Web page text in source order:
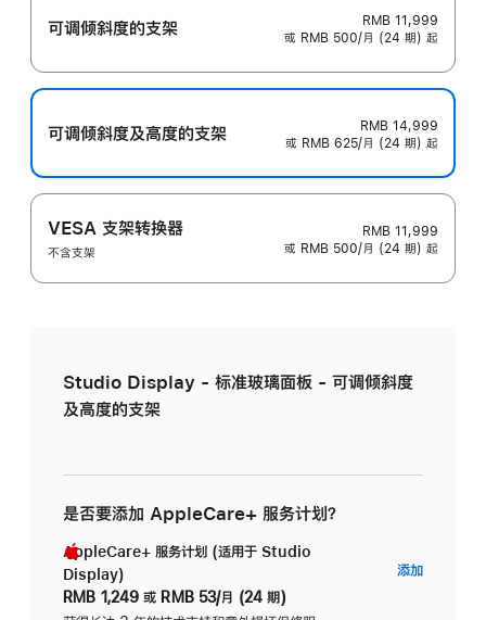
可调倾斜度的支架
RMB 11,999
或 RMB 500/月 (24 期) 起
可调倾斜度及高‍度的支‍架
RMB 14,999
或 RMB 625/月 (24 期) 起
VESA 支架转换器
不含支架
RMB 11,999
或 RMB 500/月 (24 期) 起
Studio Display - 标准玻璃面板 - 可调倾斜度
及高度的支架
是否要添加 AppleCare+ 服务计划？
AppleCare+ 服务计划 (适用于 Studio
Display)
RMB 1,249 或 RMB 53/月 (24 期)
添加